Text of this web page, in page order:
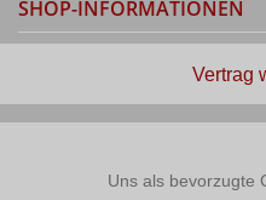
SHOP-INFORMATIONEN
Vertrag
Uns als bevorzugte